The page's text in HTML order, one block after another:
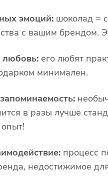
эмоций: шоколад =
с вашим брендом.
любовь: его любят
минимален.
в разы лучше
процесс
недостижимое